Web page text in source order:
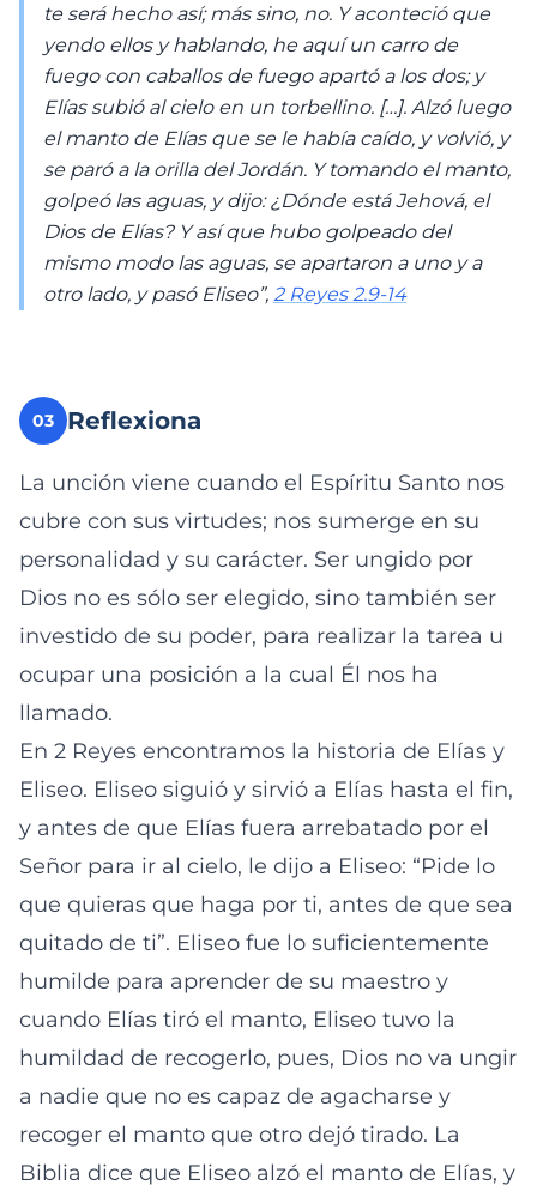
te será hecho así; más sino, no. Y aconteció que
yendo ellos y hablando, he aquí un carro de
fuego con caballos de fuego apartó a los dos; y
Elías subió al cielo en un torbellino. […]. Alzó luego
el manto de Elías que se le había caído, y volvió, y
se paró a la orilla del Jordán. Y tomando el manto,
golpeó las aguas, y dijo: ¿Dónde está Jehová, el
Dios de Elías? Y así que hubo golpeado del
mismo modo las aguas, se apartaron a uno y a
otro lado, y pasó Eliseo”, 2 Reyes 2.9-14
03 Reflexiona
La unción viene cuando el Espíritu Santo nos
cubre con sus virtudes; nos sumerge en su
personalidad y su carácter. Ser ungido por
Dios no es sólo ser elegido, sino también ser
investido de su poder, para realizar la tarea u
ocupar una posición a la cual Él nos ha
llamado.
En 2 Reyes encontramos la historia de Elías y
Eliseo. Eliseo siguió y sirvió a Elías hasta el fin,
y antes de que Elías fuera arrebatado por el
Señor para ir al cielo, le dijo a Eliseo: “Pide lo
que quieras que haga por ti, antes de que sea
quitado de ti”. Eliseo fue lo suficientemente
humilde para aprender de su maestro y
cuando Elías tiró el manto, Eliseo tuvo la
humildad de recogerlo, pues, Dios no va ungir
a nadie que no es capaz de agacharse y
recoger el manto que otro dejó tirado. La
Biblia dice que Eliseo alzó el manto de Elías, y